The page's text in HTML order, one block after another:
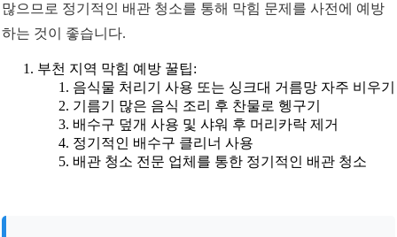
많으므로 정기적인 배관 청소를 통해 막힘 문제를 사전에 예방
하는 것이 좋습니다.
부천 지역 막힘 예방 꿀팁:
음식물 처리기 사용 또는 싱크대 거름망 자주 비우기
기름기 많은 음식 조리 후 찬물로 헹구기
배수구 덮개 사용 및 샤워 후 머리카락 제거
정기적인 배수구 클리너 사용
배관 청소 전문 업체를 통한 정기적인 배관 청소